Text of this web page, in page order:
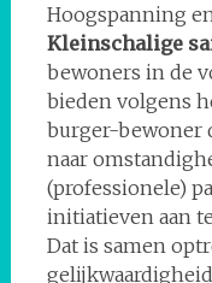
Hoogspanning
Kleinschalige
bewoners in de
bieden volgens
burger-bewoner
naar
(professionele)
initiatieven aan
Dat is samen